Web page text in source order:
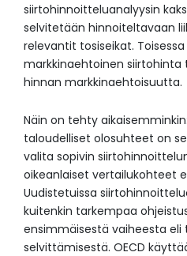
siirtohinnoitteluanalyysin
selvitetään hinnoiteltavaan
relevantit tosiseikat.
markkinaehtoinen siirtohinta
hinnan markkinaehtoisuutta.
Näin on tehty
taloudelliset olosuhteet on
valita sopivin
oikeanlaiset vertailukohteet
Uudistetuissa
kuitenkin tarkempaa
ensimmäisestä vaiheesta eli
selvittämisestä. OECD